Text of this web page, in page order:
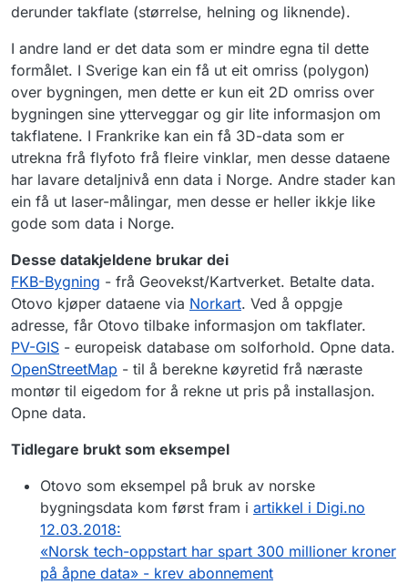
derunder takflate (størrelse, helning og liknende).
I andre land er det data som er mindre egna til dette
formålet. I Sverige kan ein få ut eit omriss (polygon)
over bygningen, men dette er kun eit 2D omriss over
bygningen sine ytterveggar og gir lite informasjon om
takflatene. I Frankrike kan ein få 3D-data som er
utrekna frå flyfoto frå fleire vinklar, men desse dataene
har lavare detaljnivå enn data i Norge. Andre stader kan
ein få ut laser-målingar, men desse er heller ikkje like
gode som data i Norge.
Desse datakjeldene brukar dei
FKB-Bygning - frå Geovekst/Kartverket. Betalte data.
Otovo kjøper dataene via Norkart. Ved å oppgje
adresse, får Otovo tilbake informasjon om takflater.
PV-GIS - europeisk database om solforhold. Opne data.
OpenStreetMap - til å berekne køyretid frå næraste
montør til eigedom for å rekne ut pris på installasjon.
Opne data.
Tidlegare brukt som eksempel
Otovo som eksempel på bruk av norske
bygningsdata kom først fram i artikkel i Digi.no
12.03.2018:
«Norsk tech-oppstart har spart 300 millioner kroner
på åpne data» - krev abonnement